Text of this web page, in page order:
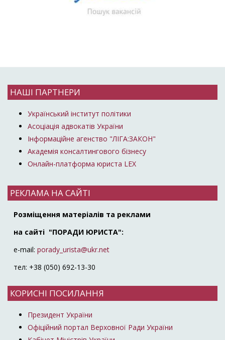
НАШІ ПАРТНЕРИ
Український інститут політики
Асоціація адвокатів України
Інформаційне агенство "ЛІГА:ЗАКОН"
Академія консалтингового бізнесу
Онлайн-платформа юриста LEX
РЕКЛАМА НА САЙТІ
Розміщення матеріалів та реклами
на сайті "ПОРАДИ ЮРИСТА":
e-mail: porady_urista@ukr.net
тел: +38 (050) 692-13-30
КОРИСНІ ПОСИЛАННЯ
Президент України
Офіційний портал Верховної Ради України